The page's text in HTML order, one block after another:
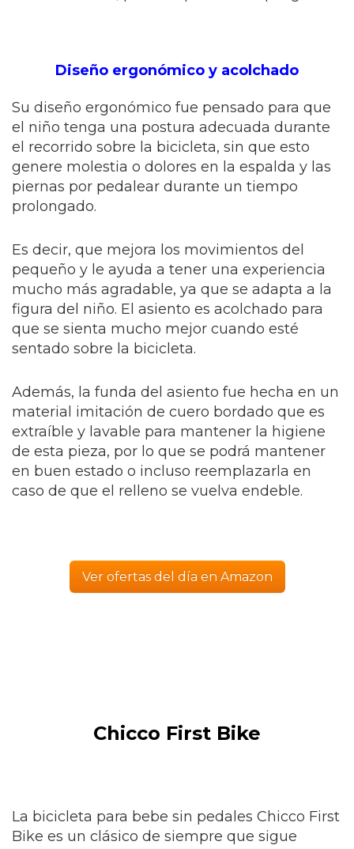
Diseño ergonómico y acolchado
Su diseño ergonómico fue pensado para que
el niño tenga una postura adecuada durante
el recorrido sobre la bicicleta, sin que esto
genere molestia o dolores en la espalda y las
piernas por pedalear durante un tiempo
prolongado.
Es decir, que mejora los movimientos del
pequeño y le ayuda a tener una experiencia
mucho más agradable, ya que se adapta a la
figura del niño. El asiento es acolchado para
que se sienta mucho mejor cuando esté
sentado sobre la bicicleta.
Además, la funda del asiento fue hecha en un
material imitación de cuero bordado que es
extraíble y lavable para mantener la higiene
de esta pieza, por lo que se podrá mantener
en buen estado o incluso reemplazarla en
caso de que el relleno se vuelva endeble.
Ver ofertas del día en Amazon
Chicco First Bike
La bicicleta para bebe sin pedales Chicco First
Bike es un clásico de siempre que sigue